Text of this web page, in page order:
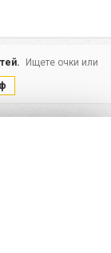
Ищете очки или